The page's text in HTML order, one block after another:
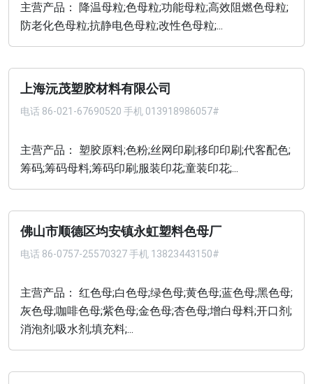
主营产品： 降温母粒;色母粒;功能母粒;高效阻燃色母粒;
防老化色母粒;抗静电色母粒;改性色母粒;...
上海沅茂塑胶材料有限公司
电话 86-021-67690520 手机 013918986057#
主营产品： 塑胶原料;色粉;丝网印刷;移印印刷;代客配色;
筹码;筹码母料;筹码印刷;服装印花;童装印花;...
佛山市顺德区均安镇永虹塑料色母厂
电话 86-0757-25570327 手机 13823443150#
主营产品： 红色母;白色母;绿色母;黄色母;蓝色母;黑色母;
灰色母;咖啡色母;紫色母;金色母;杏色母;增白母料;开口剂;
消泡剂;吸水剂;填充料;...